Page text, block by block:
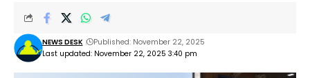
Last updated: November 22, 2025 3:40 pm
NEWS DESK Published: November 22, 2025